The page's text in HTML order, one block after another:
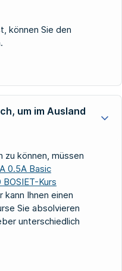
können Sie den
um im Ausland
können, müssen
0.5A Basic
BOSIET-Kurs
Ihnen einen
Sie absolvieren
unterschiedlich